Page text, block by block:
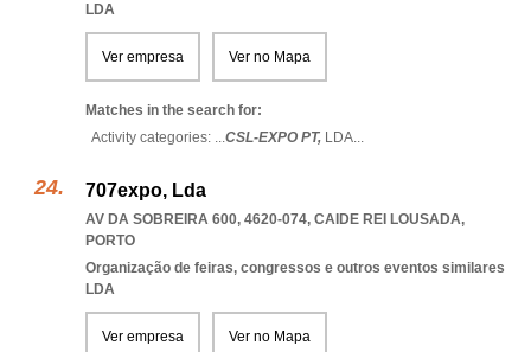
LDA
Ver empresa Ver no Mapa
Matches in the search for:
Activity categories: ...CSL-EXPO PT, LDA...
707expo, Lda
AV DA SOBREIRA 600, 4620-074, CAIDE REI LOUSADA,
PORTO
Organização de feiras, congressos e outros eventos similares
LDA
Ver empresa Ver no Mapa